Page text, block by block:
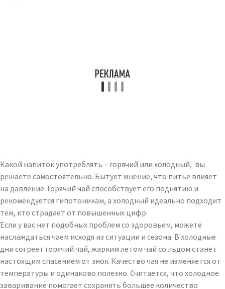
Какой напиток употреблять – горячий или холодный, вы
решаете самостоятельно. Бытует мнение, что питье влияет
на давление. Горячий чай способствует его поднятию и
рекомендуется гипотоникам, а холодный идеально подходит
тем, кто страдает от повышенных цифр.
Если у вас нет подобных проблем со здоровьем, можете
наслаждаться чаем исходя из ситуации и сезона. В холодные
дни согреет горячий чай, жарким летом чай со льдом станет
настоящим спасением от зноя. Качество чая не изменяется от
температуры и одинаково полезно. Считается, что холодное
заваривание помогает сохранять большее количество